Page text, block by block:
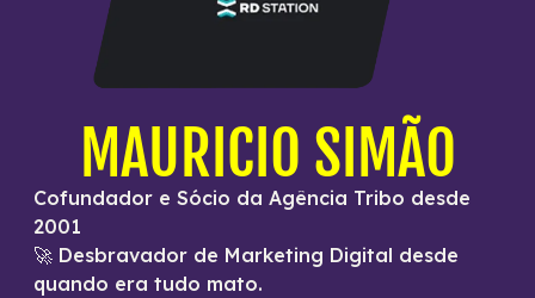
MAURICIO SIMÃO
Cofundador e Sócio da Agência Tribo desde
2001
🚀 Desbravador de Marketing Digital desde
quando era tudo mato.